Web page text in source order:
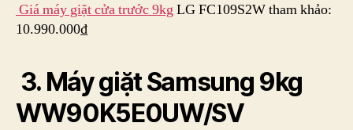
Giá máy giặt cửa trước 9kgLG FC109S2W tham khảo:
10.990.000₫
3. Máy giặt Samsung 9kg
WW90K5E0UW/SV